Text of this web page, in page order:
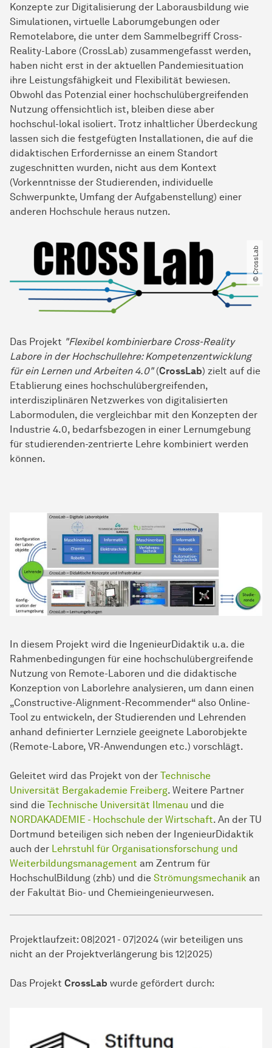
Konzepte zur Digitalisierung der Laborausbildung wie
Simulationen, virtuelle Laborumgebungen oder
Remotelabore, die unter dem Sammelbegriff Cross-
Reality-Labore (CrossLab) zusammengefasst werden,
haben nicht erst in der aktuellen Pandemiesituation
ihre Leistungsfähigkeit und Flexibilität bewiesen.
Obwohl das Potenzial einer hochschulübergreifenden
Nutzung offensichtlich ist, bleiben diese aber
hochschul-lokal isoliert. Trotz inhaltlicher Überdeckung
lassen sich die festgefügten Installationen, die auf die
didaktischen Erfordernisse an einem Standort
zugeschnitten wurden, nicht aus dem Kontext
(Vorkenntnisse der Studierenden, individuelle
Schwerpunkte, Umfang der Aufgabenstellung) einer
anderen Hochschule heraus nutzen.
Das Projekt "Flexibel kombinierbare Cross-Reality
Labore in der Hochschullehre: Kompetenzentwicklung
für ein Lernen und Arbeiten 4.0"(CrossLab) zielt auf die
Etablierung eines hochschulübergreifenden,
interdisziplinären Netzwerkes von digitalisierten
Labormodulen, die vergleichbar mit den Konzepten der
Industrie 4.0, bedarfsbezogen in einer Lernumgebung
für studierenden-zentrierte Lehre kombiniert werden
können.
© CrossLab
In diesem Projekt wird die IngenieurDidaktik u.a. die
Rahmenbedingungen für eine hochschulübergreifende
Nutzung von Remote-Laboren und die didaktische
Konzeption von Laborlehre analysieren, um dann einen
„Constructive-Alignment-Recommender“ also Online-
Tool zu entwickeln, der Studierenden und Lehrenden
anhand definierter Lernziele geeignete Laborobjekte
(Remote-Labore, VR-Anwendungen etc.) vorschlägt.
Geleitet wird das Projekt von der Technische
Universität Bergakademie Freiberg. Weitere Partner
sind die Technische Universität Ilmenau und die
NORDAKADEMIE - Hochschule der Wirtschaft. An der TU
Dortmund beteiligen sich neben der IngenieurDidaktik
auch der Lehrstuhl für Organisationsforschung und
Weiterbildungsmanagement am Zentrum für
HochschulBildung (zhb) und die Strömungsmechanik an
der Fakultät Bio- und Chemieingenieurwesen.
Projektlaufzeit: 08|2021 - 07|2024 (wir beteiligen uns
nicht an der Projektverlängerung bis 12|2025)
Das Projekt CrossLab wurde gefördert durch: